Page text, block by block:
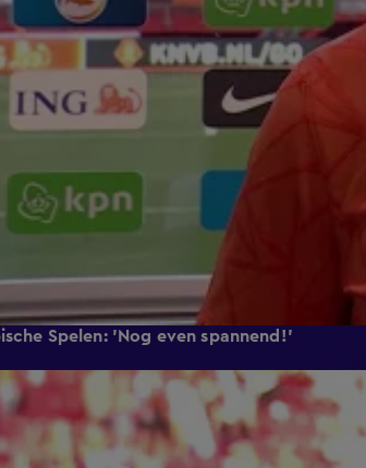
Spelen: 'Nog even spannend!'